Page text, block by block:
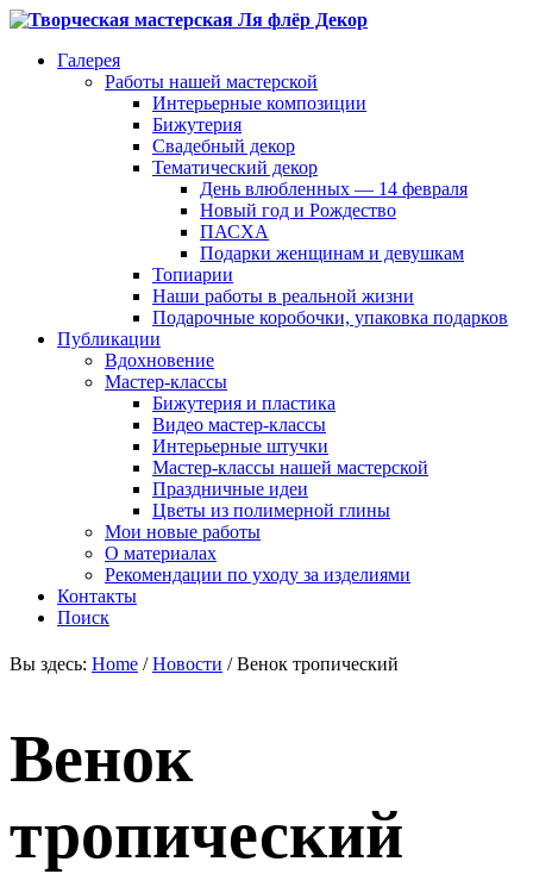
Галерея
Работы нашей мастерской
Интерьерные композиции
Бижутерия
Свадебный декор
Тематический декор
День влюбленных — 14 февраля
Новый год и Рождество
ПАСХА
Подарки женщинам и девушкам
Топиарии
Наши работы в реальной жизни
Подарочные коробочки, упаковка подарков
Публикации
Вдохновение
Мастер-классы
Бижутерия и пластика
Видео мастер-классы
Интерьерные штучки
Мастер-классы нашей мастерской
Праздничные идеи
Цветы из полимерной глины
Мои новые работы
О материалах
Рекомендации по уходу за изделиями
Контакты
Поиск
Вы здесь: Home / Новости / Венок тропический
Венок
тропический